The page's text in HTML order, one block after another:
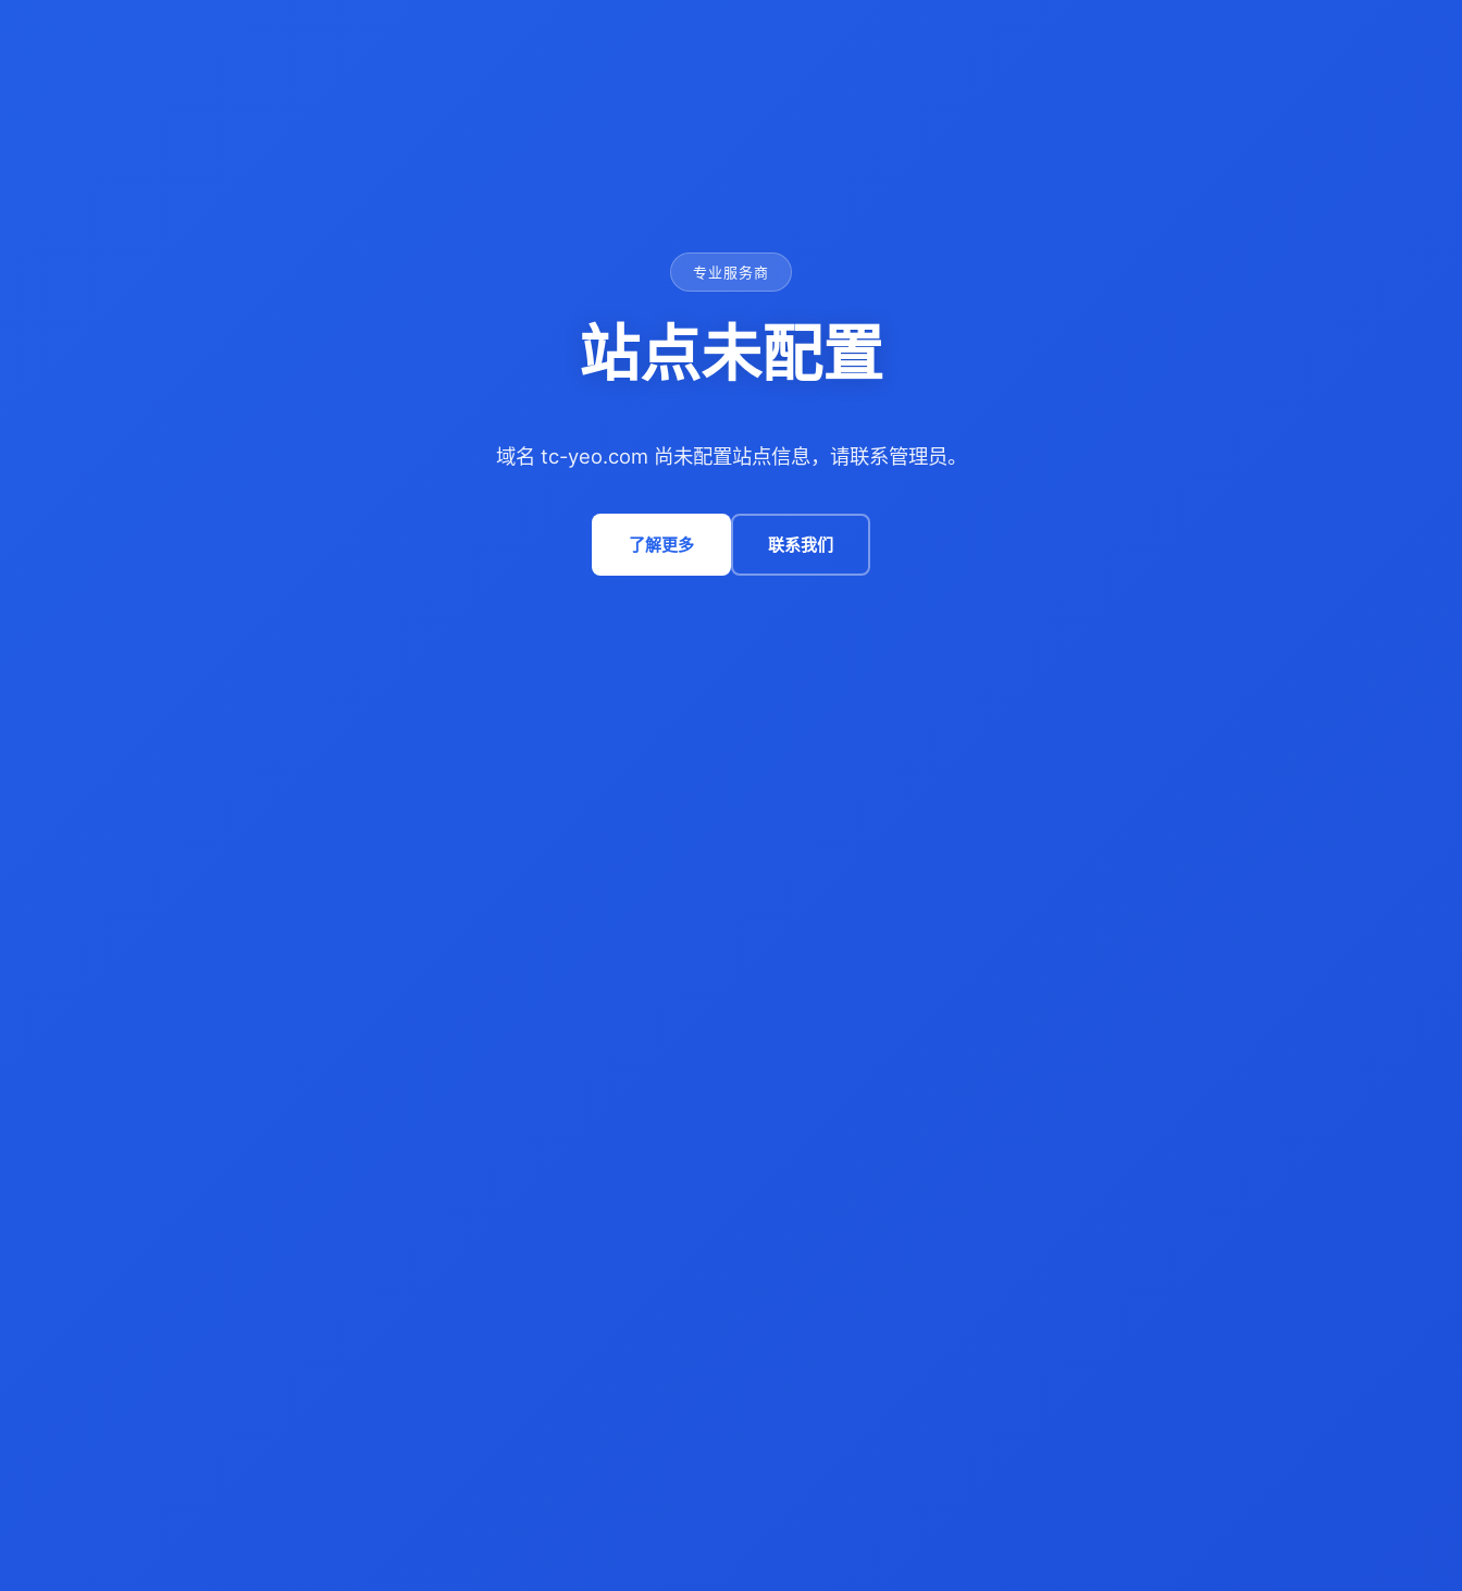
专业服务商
站点未配置
域名 tc-yeo.com 尚未配置站点信息，请联系管理员。
了解更多 联系我们